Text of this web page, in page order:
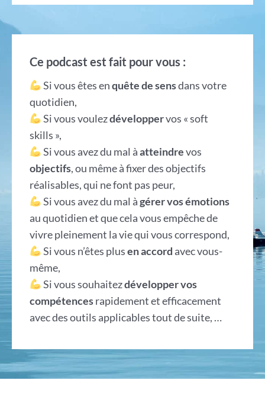
Ce podcast est fait pour vous :
Si vous êtes enquête de sensdans votre
quotidien,
Si vous voulezdéveloppervos « soft
skills »,
Si vous avez du mal àatteindrevos
objectifs, ou même à fixer des objectifs
réalisables, qui ne font pas peur,
Si vous avez du mal àgérer vos émotions
au quotidien et que cela vous empêche de
vivre pleinement la vie qui vous correspond,
Si vous n’êtes plusen accord avec vous-
même,
Si vous souhaitezdévelopper vos
compétencesrapidement et efficacement
avec des outils applicables tout de suite, …